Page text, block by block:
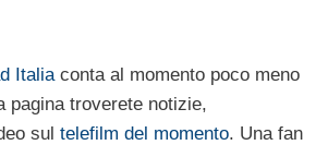
Italiaconta al momento poco meno
pagina troverete notizie,
sul telefilm del momento. Una fan